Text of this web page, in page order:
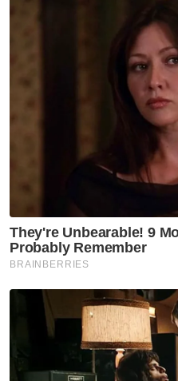
Muat turun aplikasi
Harap bantu
dapatkan
Apakah tahap
Sekolah rendah
Kolej/ STPM/ Diploma
Ijazah sarjana (Master)
Masuk | Daftar
Mangsa Banjir